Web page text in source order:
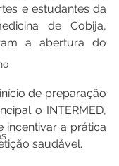
e estudantes da
de Cobija,
a abertura do
de preparação
o INTERMED,
a prática
saudável.